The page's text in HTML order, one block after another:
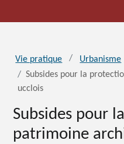
Vie pratique Urbanisme
Subsides pour la
ucclois
Subsides pour
patrimoine